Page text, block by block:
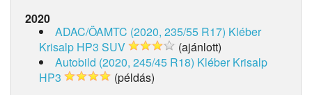
2020
ADAC/ÖAMTC (2020, 235/55 R17) Kléber
Krisalp HP3 SUV
(ajánlott)
Autobild (2020, 245/45 R18) Kléber Krisalp
HP3
(példás)